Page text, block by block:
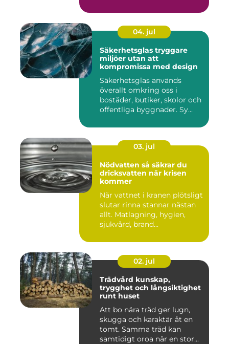
04. jul
Säkerhetsglas tryggare
miljöer utan att
kompromissa med design
Säkerhetsglas används
överallt omkring oss i
bostäder, butiker, skolor och
offentliga byggnader. Sy...
03. jul
Nödvatten så säkrar du
dricksvatten när krisen
kommer
När vattnet i kranen plötsligt
slutar rinna stannar nästan
allt. Matlagning, hygien,
sjukvård, brand...
02. jul
Trädvård kunskap,
trygghet och långsiktighet
runt huset
Att bo nära träd ger lugn,
skugga och karaktär åt en
tomt. Samma träd kan
samtidigt oroa när en stor...